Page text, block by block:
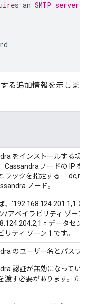
an SMTP server.
る追加情報を示しま
をインストールする場
Cassandra ノードの IP を
ラックを指定する「:dc,ra
ノード。
、'192.168.124.201:1,1 は
/アベイラビリティ ゾーン
= データセン
リティ ゾーン 1 です。
のユーザー名とパスワ
認証が無効になってい
渡す必要があります。た